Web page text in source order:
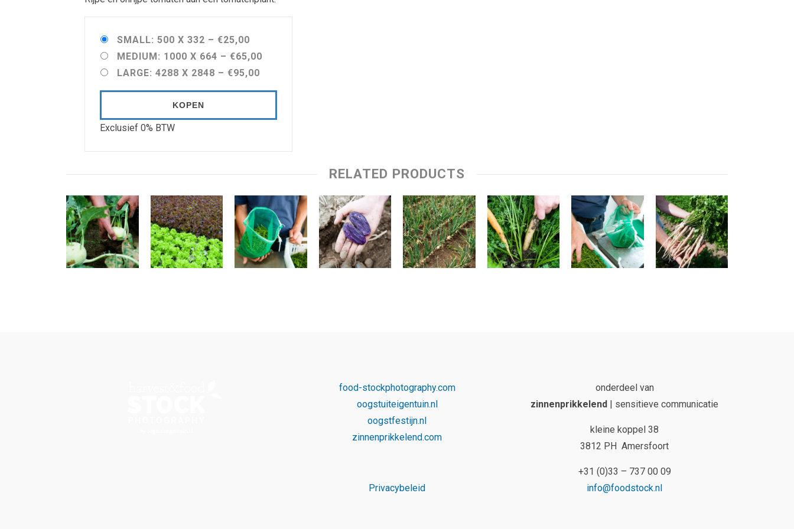
SMALL: 500 X 332 – €25,00
MEDIUM: 1000 X 664 – €65,00
LARGE: 4288 X 2848 – €95,00
KOPEN
Exclusief 0% BTW
RELATED PRODUCTS
food-stockphotography.com
oogstuiteigentuin.nl
oogstfestijn.nl
zinnenprikkelend.com
Privacybeleid
onderdeel van
zinnenprikkelend | sensitieve communicatie
kleine koppel 38
3812 PH Amersfoort
+31 (0)33 – 737 00 09
info@foodstock.nl